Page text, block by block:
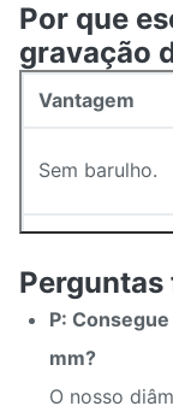
Por que
gravação
Vantagem
Sem barulho.
Flexibilidade
volume
P:
mm?
O nosso